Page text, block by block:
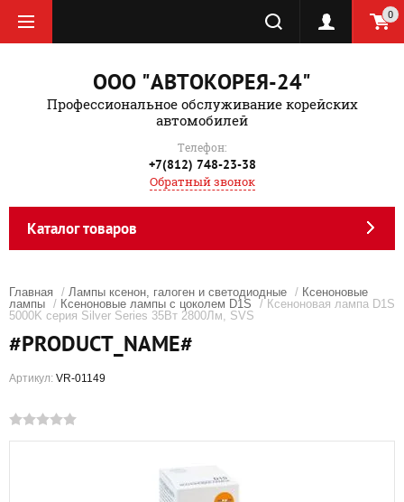
0
ООО "АВТОКОРЕЯ-24"
Профессиональное обслуживание корейских
автомобилей
Телефон:
+7(812) 748-23-38
Обратный звонок
Каталог товаров
Главная / Лампы ксенон, галоген и светодиодные / Ксеноновые
лампы / Ксеноновые лампы с цоколем D1S
/ Ксеноновая лампа D1S
5000K серия Silver Series 35Вт 2800Лм, SVS
#PRODUCT_NAME#
Артикул: VR-01149